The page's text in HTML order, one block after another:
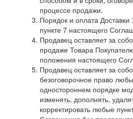
процессе продажи.
Порядок и оплата Доставки
пункте 7 настоящего
Продавец оставляет за
продаже Товара
положения настоящего
Продавец оставляет за
безоговорочное право
одностороннем порядке
изменять, дополнять,
корректировать любые